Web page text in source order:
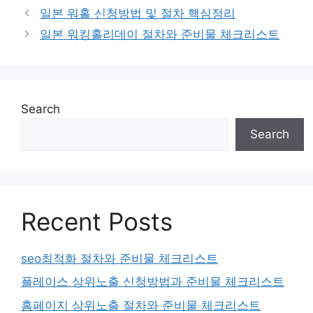
일본 워홀 신청방법 및 절차 핵심정리
일본 워킹홀리데이 절차와 준비물 체크리스트
Search
Search
Recent Posts
seo최적화 절차와 준비물 체크리스트
플레이스 상위노출 신청방법과 준비물 체크리스트
홈페이지 상위노출 절차와 준비물 체크리스트